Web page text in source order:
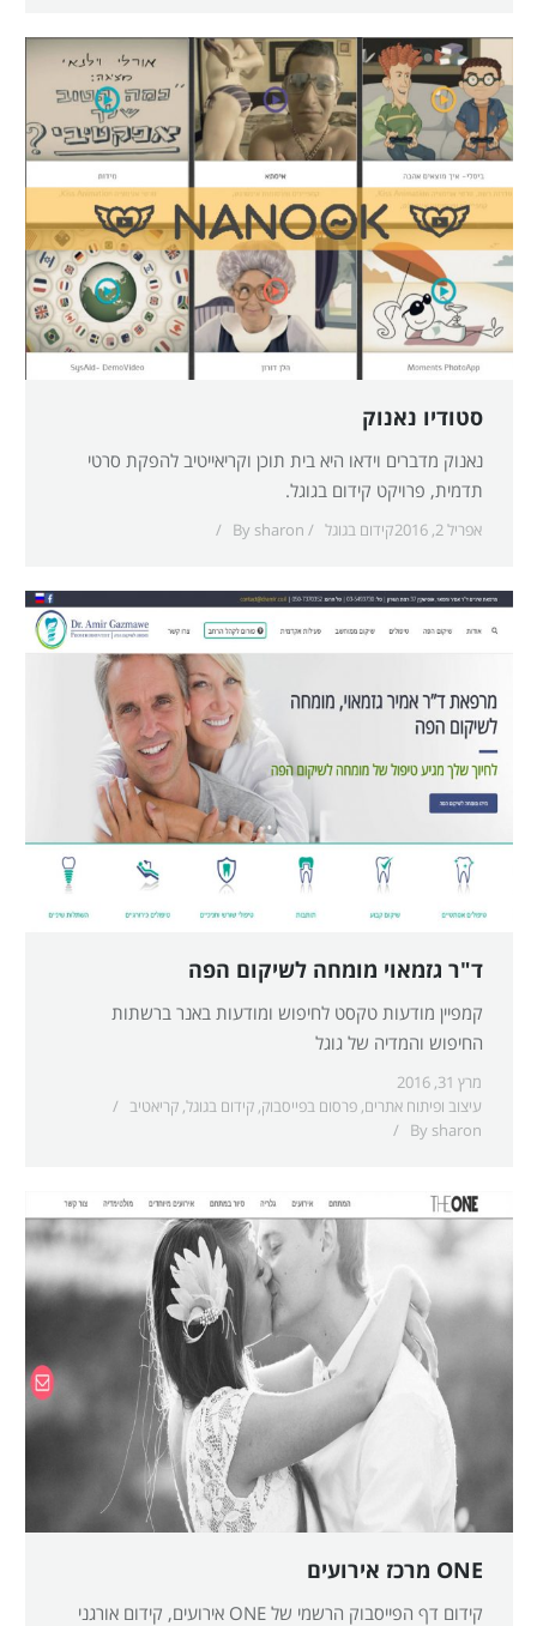
סטודיו נאנוק
נאנוק מדברים וידאו היא בית תוכן וקריאייטיב להפקת סרטי
תדמית, פרויקט קידום בגוגל.
אפריל 2, 2016 קידום בגוגל By sharon
ד"ר גזמאוי מומחה לשיקום הפה
קמפיין מודעות טקסט לחיפוש ומודעות באנר ברשתות
החיפוש והמדיה של גוגל
מרץ 31, 2016
עיצוב ופיתוח אתרים, פרסום בפייסבוק, קידום בגוגל, קריאטיב
By sharon
ONE מרכז אירועים
קידום דף הפייסבוק הרשמי של ONE אירועים, קידום אורגני